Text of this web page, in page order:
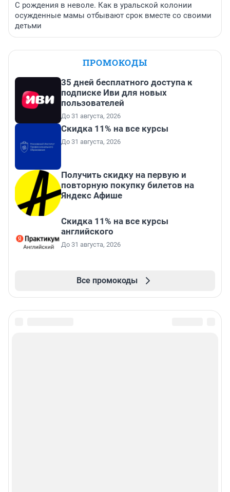
С рождения в неволе. Как в уральской колонии
осужденные мамы отбывают срок вместе со своими
детьми
ПРОМОКОДЫ
35 дней бесплатного доступа к
подписке Иви для новых
пользователей
До 31 августа, 2026
Скидка 11% на все курсы
До 31 августа, 2026
Получить скидку на первую и
повторную покупку билетов на
Яндекс Афише
Скидка 11% на все курсы
английского
До 31 августа, 2026
Все промокоды